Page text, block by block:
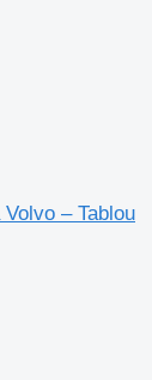
– Tablou